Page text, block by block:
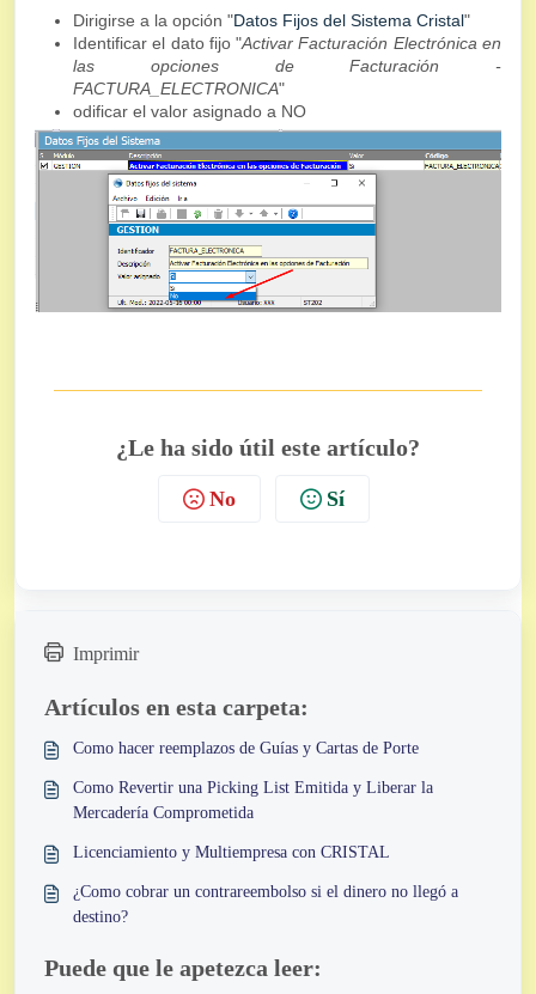
Dirigirse a la opción "Datos Fijos del Sistema Cristal"
Identificar el dato fijo "Activar Facturación Electrónica en
las opciones de Facturación -
FACTURA_ELECTRONICA"
odificar el valor asignado a NO
¿Le ha sido útil este artículo?
No Sí
Imprimir
Artículos en esta carpeta:
Como hacer reemplazos de Guías y Cartas de Porte
Como Revertir una Picking List Emitida y Liberar la
Mercadería Comprometida
Licenciamiento y Multiempresa con CRISTAL
¿Como cobrar un contrareembolso si el dinero no llegó a
destino?
Puede que le apetezca leer: